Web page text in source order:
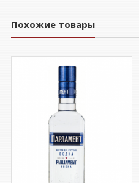
Похожие товары